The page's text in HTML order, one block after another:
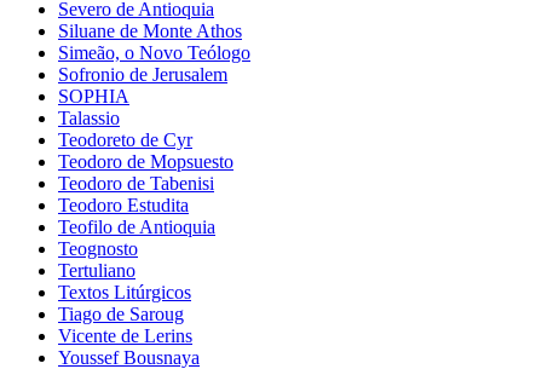
Severo de Antioquia
Siluane de Monte Athos
Simeão, o Novo Teólogo
Sofronio de Jerusalem
SOPHIA
Talassio
Teodoreto de Cyr
Teodoro de Mopsuesto
Teodoro de Tabenisi
Teodoro Estudita
Teofilo de Antioquia
Teognosto
Tertuliano
Textos Litúrgicos
Tiago de Saroug
Vicente de Lerins
Youssef Bousnaya